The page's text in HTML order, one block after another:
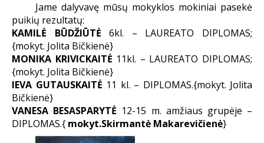
Jame dalyvavę mūsų mokyklos mokiniai pasekė
puikių rezultatų:
KAMILĖ BŪDŽIŪTĖ 6kl. – LAUREATO DIPLOMAS;
{mokyt. Jolita Bičkienė}
MONIKA KRIVICKAITĖ 11kl. – LAUREATO DIPLOMAS;
{mokyt. Jolita Bičkienė}
IEVA GUTAUSKAITĖ 11 kl. – DIPLOMAS.{mokyt. Jolita
Bičkienė}
VANESA BESASPARYTĖ 12-15 m. amžiaus grupėje –
DIPLOMAS.{ mokyt.Skirmantė Makarevičienė}